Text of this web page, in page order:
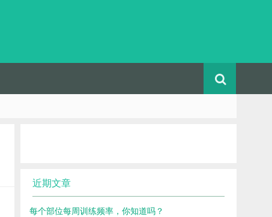
近期文章
每个部位每周训练频率，你知道吗？